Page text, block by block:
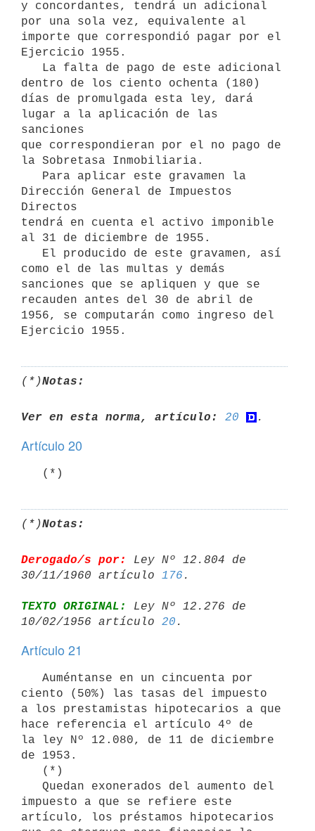
y concordantes, tendrá un adicional
por una sola vez, equivalente al
importe que correspondió pagar por el
Ejercicio 1955.
dentro de los ciento ochenta (180)
días de promulgada esta ley, dará
lugar a la aplicación de las
sanciones
que correspondieran por el no pago de
la Sobretasa Inmobiliaria.
Dirección General de Impuestos
Directos
tendrá en cuenta el activo imponible
al 31 de diciembre de 1955.
como el de las multas y demás
sanciones que se apliquen y que se
recauden antes del 30 de abril de
1956, se computarán como ingreso del
Ejercicio 1955.
(*)Notas:
Ver en esta norma, artículo: 20
Artículo 20
   (*)
(*)Notas:
Derogado/s por:
Ley Nº 12.804 de
30/11/1960 artículo 176
TEXTO ORIGINAL:
Ley Nº 12.276 de
10/02/1956 artículo 20
Artículo 21
ciento (50%) las tasas del impuesto
a los prestamistas hipotecarios a que
hace referencia el artículo 4º de
la ley Nº 12.080, de 11 de diciembre
de 1953.
impuesto a que se refiere este
artículo, los préstamos hipotecarios